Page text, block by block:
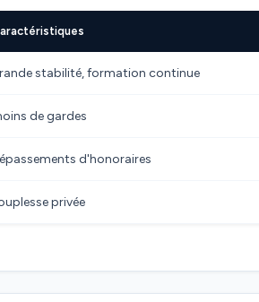
stabilité, formation continue
de gardes
d'honoraires
privée